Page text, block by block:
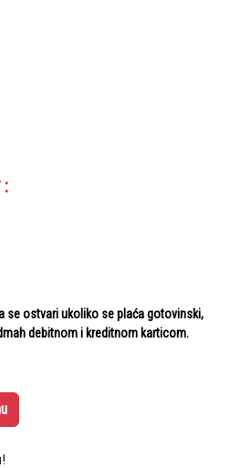
:
se ostvari ukoliko se plaća gotovinski,
debitnom i kreditnom karticom.